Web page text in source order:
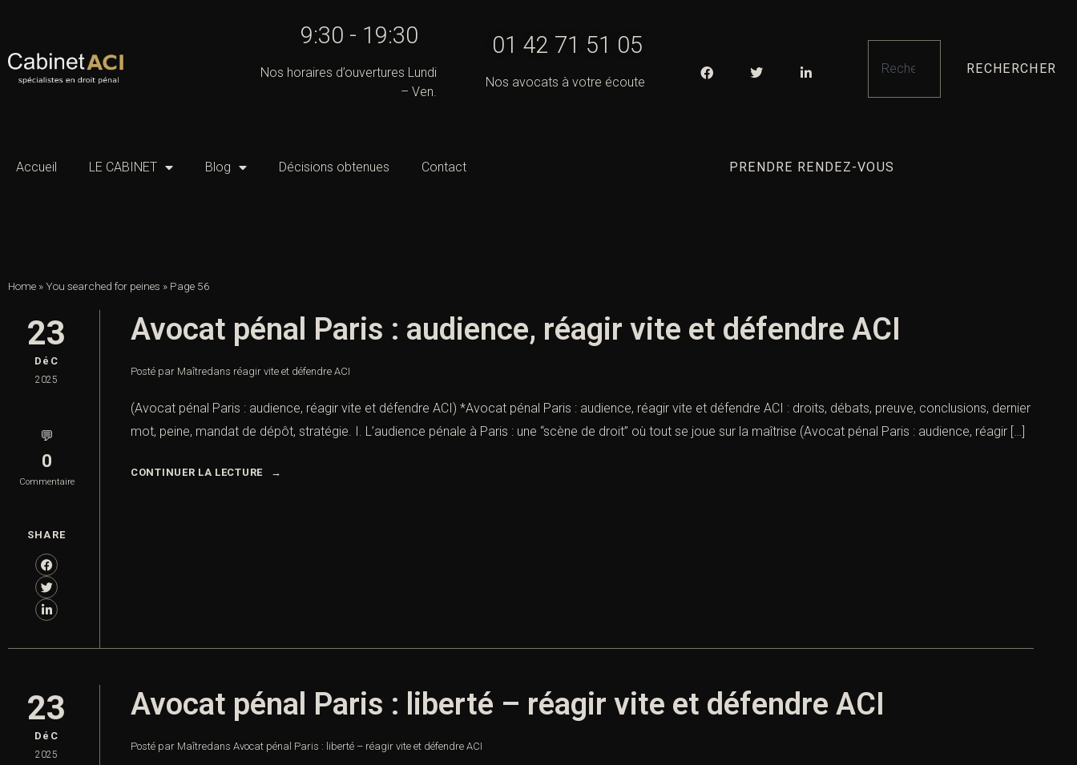
9:30 - 19:30
Nos horaires d’ouvertures Lundi
– Ven.
01 42 71 51 05
Nos avocats à votre écoute
RECHERCHER
Accueil LE CABINET Blog Décisions obtenues Contact PRENDRE RENDEZ-VOUS
Home »You searched for peines » Page 56
23
DéC
2025
💬
0
Commentaire
SHARE
Avocat pénal Paris : audience, réagir vite et défendre ACI
Posté par Maîtredans réagir vite et défendre ACI
(Avocat pénal Paris : audience, réagir vite et défendre ACI) *Avocat pénal Paris : audience, réagir vite et défendre ACI : droits, débats, preuve, conclusions, dernier
mot, peine, mandat de dépôt, stratégie. I. L’audience pénale à Paris : une “scène de droit” où tout se joue sur la maîtrise (Avocat pénal Paris : audience, réagir […]
CONTINUER LA LECTURE
23
DéC
2025
Avocat pénal Paris : liberté – réagir vite et défendre ACI
Posté par Maîtredans Avocat pénal Paris : liberté – réagir vite et défendre ACI